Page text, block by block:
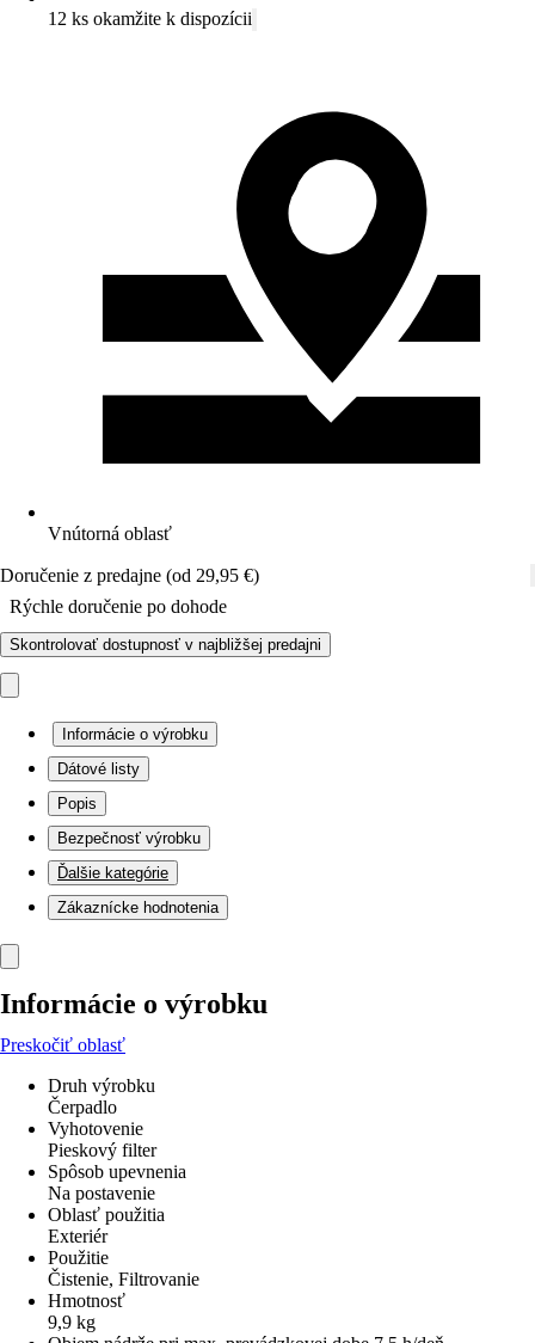
12 ks okamžite k dispozícii
Vnútorná oblasť
Doručenie z predajne (od 29,95 €)
Rýchle doručenie po dohode
Skontrolovať dostupnosť v najbližšej predajni
Informácie o výrobku
Dátové listy
Popis
Bezpečnosť výrobku
Ďalšie kategórie
Zákaznícke hodnotenia
Informácie o výrobku
Preskočiť oblasť
Druh výrobku
Čerpadlo
Vyhotovenie
Pieskový filter
Spôsob upevnenia
Na postavenie
Oblasť použitia
Exteriér
Použitie
Čistenie, Filtrovanie
Hmotnosť
9,9 kg